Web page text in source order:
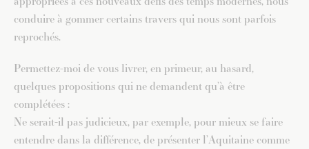
conduire à gommer certains travers qui nous sont parfois
reprochés.
Permettez-moi de vous livrer, en primeur, au hasard,
quelques propositions qui ne demandent qu’à être
complétées :
Ne serait-il pas judicieux, par exemple, pour mieux se faire
entendre dans la différence, de présenter l’Aquitaine comme